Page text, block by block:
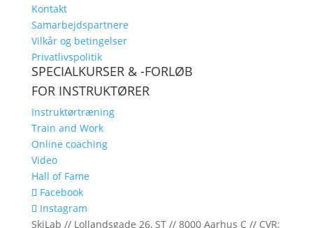
Kontakt
Samarbejdspartnere
Vilkår og betingelser
Privatlivspolitik
SPECIALKURSER & -FORLØB
FOR INSTRUKTØRER
Instruktørtræning
Train and Work
Online coaching
Video
Hall of Fame
Facebook
Instagram
SkiLab // Lollandsgade 26, ST // 8000 Aarhus C // CVR: